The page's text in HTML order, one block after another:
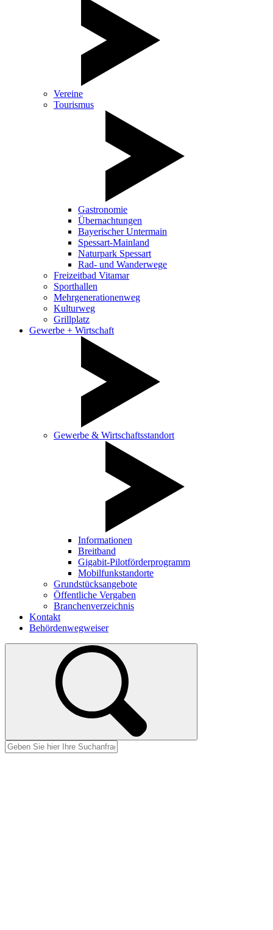
Vereine
Tourismus
Gastronomie
Übernachtungen
Bayerischer Untermain
Spessart-Mainland
Naturpark Spessart
Rad- und Wanderwege
Freizeitbad Vitamar
Sporthallen
Mehrgenerationenweg
Kulturweg
Grillplatz
Gewerbe + Wirtschaft
Gewerbe & Wirtschaftsstandort
Informationen
Breitband
Gigabit-Pilotförderprogramm
Mobilfunkstandorte
Grundstücksangebote
Öffentliche Vergaben
Branchenverzeichnis
Kontakt
Behördenwegweiser